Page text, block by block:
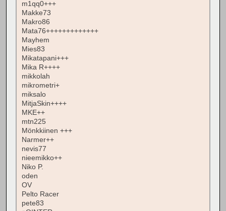
m1qq0+++
Makke73
Makro86
Mata76+++++++++++++
Mayhem
Mies83
Mikatapani+++
Mika R++++
mikkolah
mikrometri+
miksalo
MitjaSkin++++
MKE++
mtn225
Mönkkiinen +++
Narmer++
nevis77
nieemikko++
Niko P.
oden
OV
Pelto Racer
pete83